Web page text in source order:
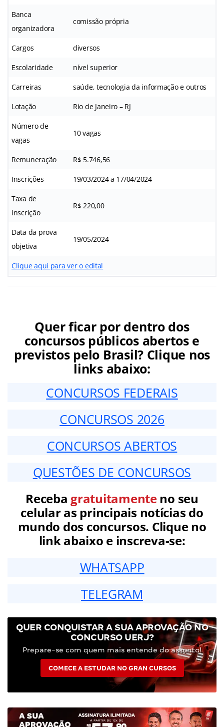
Banca
organizadora
comissão própria
Cargos diversos
Escolaridade nível superior
Carreiras saúde, tecnologia da informação e outros
Lotação Rio de Janeiro – RJ
Número de
vagas
10 vagas
Remuneração R$ 5.746,56
Inscrições 19/03/2024 a 17/04/2024
Taxa de
inscrição
R$ 220,00
Data da prova
objetiva
19/05/2024
Clique aqui para ver o edital
Quer ficar por dentro dos
concursos públicos abertos e
previstos pelo Brasil? Clique nos
links abaixo:
CONCURSOS FEDERAIS
CONCURSOS 2026
CONCURSOS ABERTOS
QUESTÕES DE CONCURSOS
Receba gratuitamenteno seu
celular as principais notícias do
mundo dos concursos. Clique no
link abaixo e inscreva-se:
WHATSAPP
TELEGRAM
QUER CONQUISTAR A SUA APROVAÇÃO NO
CONCURSO UERJ?
Prepare-se com quem mais entende do assunto!
COMECE A ESTUDAR NO GRAN CURSOS